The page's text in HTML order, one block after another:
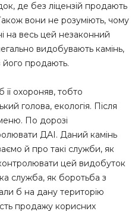
де без ліцензій продають
вони не розуміють, чому
на весь цей незаконний
видобувають камінь,
його продають.
охороняв, тобто
голова, екологія. Після
По дорозі
ДАІ. Даний камінь
й про такі служби, як
цей видобуток
служба, як боротьба з
б на дану територію
продажу корисних